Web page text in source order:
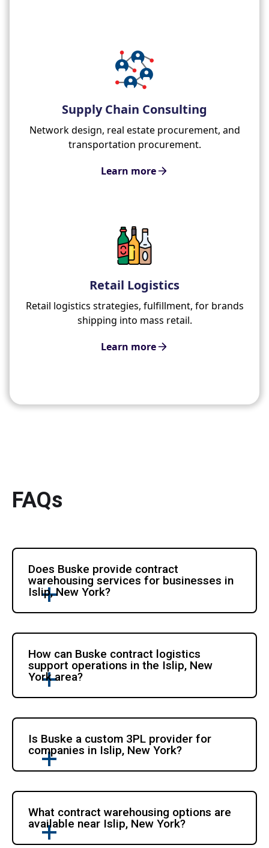
Supply Chain Consulting
Network design, real estate procurement, and
transportation procurement.
Learn more
Retail Logistics
Retail logistics strategies, fulfillment, for brands
shipping into mass retail.
Learn more
FAQs
Does Buske provide contract
warehousing services for businesses in
Islip, New York?
How can Buske contract logistics
support operations in the Islip, New
York area?
Is Buske a custom 3PL provider for
companies in Islip, New York?
What contract warehousing options are
available near Islip, New York?